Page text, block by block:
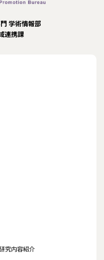
学術情報部
連携課
究内容紹介